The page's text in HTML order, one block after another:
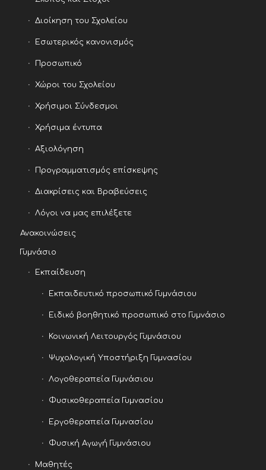
Διοίκηση του Σχολείου
Εσωτερικός κανονισμός
Προσωπικό
Χώροι του Σχολείου
Χρήσιμοι Σύνδεσμοι
Χρήσιμα έντυπα
Αξιολόγηση
Προγραμματισμός επίσκεψης
Διακρίσεις και Βραβεύσεις
Λόγοι να μας επιλέξετε
Ανακοινώσεις
Γυμνάσιο
Εκπαίδευση
Εκπαιδευτικό προσωπικό Γυμνάσιου
Ειδικό βοηθητικό προσωπικό στο Γυμνάσιο
Κοινωνική Λειτουργός Γυμνάσιου
Ψυχολογική Υποστήριξη Γυμνασίου
Λογοθεραπεία Γυμνάσιου
Φυσικοθεραπεία Γυμνασίου
Εργοθεραπεία Γυμνασίου
Φυσική Αγωγή Γυμνάσιου
Μαθητές